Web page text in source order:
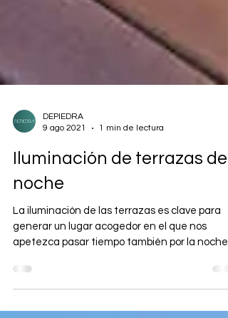
9 ago 2021
1 min de lectura
Iluminación de terrazas de
noche
La iluminación de las terrazas es clave para
apetezca pasar tiempo también por la noche.